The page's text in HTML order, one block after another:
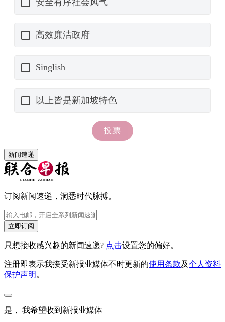
新闻速递
订阅新闻速递，洞悉时代脉搏。
立即订阅
只想接收感兴趣的新闻速递? 点击设置您的偏好。
注册即表示我接受新报业媒体不时更新的使用条款及个人资料
保护声明。
是， 我希望收到新报业媒体